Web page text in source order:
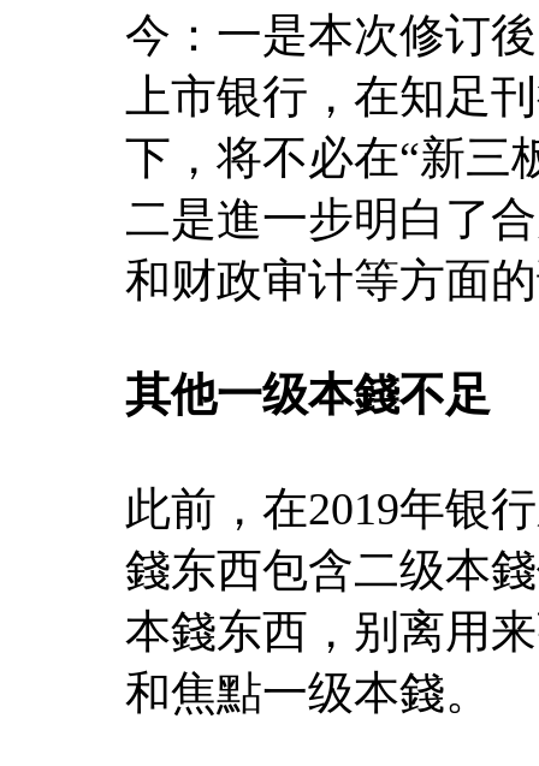
今：一是本次修订
上市银行，在知足
下，将不必在“新三
二是進一步明白了
和财政审计等方面
其他一级本錢不足
此前，在2019年银
錢东西包含二级本
本錢东西，别离用
和焦點一级本錢。